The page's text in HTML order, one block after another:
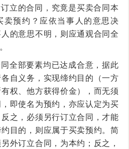
立的合同，究竟是买卖合同本
卖预约？应依当事人的意思决
的意思不明，则应通观合同全
全部要素均已达成合意，据此
自义务，实现缔约目的（一方
权、他方获得价金），而无须
即使名为预约，亦应认定为买
之，必须另行订立合同，才能
目的，则应属于买卖预约。简
外订立合同，为本约；反之，